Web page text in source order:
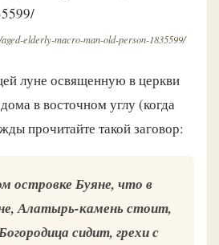
elderly-macro-man-old-person-1835599/
луне освященную в церкви
в восточном углу (когда
прочитайте такой заговор:
островке Буяне, что в
Алатырь-камень стоит,
сидит, грехи с